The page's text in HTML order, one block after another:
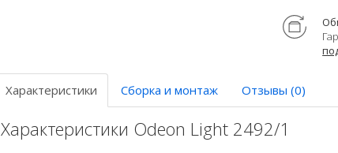
Характеристики Сборка и монтаж Отзывы (0)
Характеристики Odeon Light 2492/1